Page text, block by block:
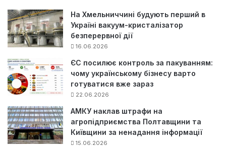
На Хмельниччині будують перший в
Україні вакуум-кристалізатор
безперервної дії
16.06.2026
ЄС посилює контроль за пакуванням:
чому українському бізнесу варто
готуватися вже зараз
22.06.2026
АМКУ наклав штрафи на
агропідприємства Полтавщини та
Київщини за ненадання інформації
15.06.2026